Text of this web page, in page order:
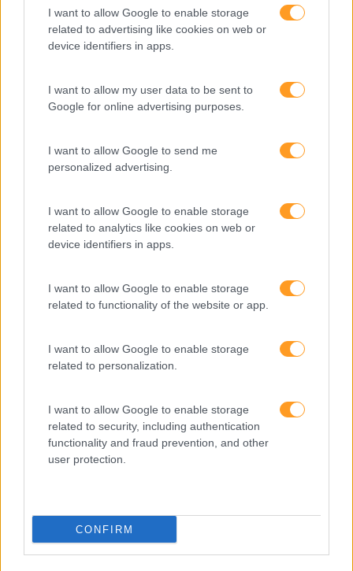
I want to allow Google to enable storage
related to advertising like cookies on web or
device identifiers in apps.
I want to allow my user data to be sent to
Google for online advertising purposes.
I want to allow Google to send me
personalized advertising.
I want to allow Google to enable storage
related to analytics like cookies on web or
device identifiers in apps.
I want to allow Google to enable storage
related to functionality of the website or app.
I want to allow Google to enable storage
related to personalization.
I want to allow Google to enable storage
related to security, including authentication
functionality and fraud prevention, and other
user protection.
CONFIRM
mantém-no numa redoma onde tudo é familiar e onde não
existem riscos. E apesar de tudo isso parecer atrativo,
fora da redoma há um mundo…
LEIA MAIS
DOS RECURSOS HUMANOS
Sejam bem-vindos ao RH Bizz!
1 2